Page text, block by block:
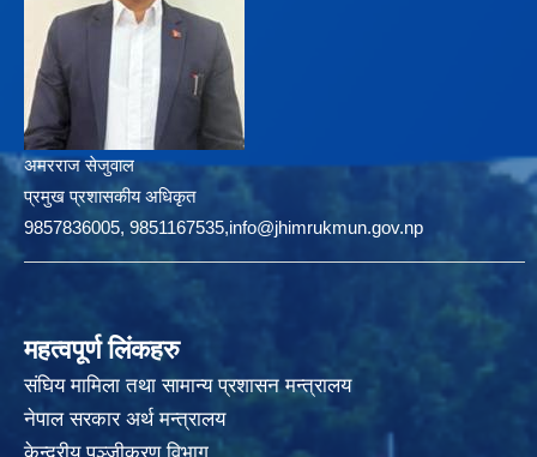
अमरराज सेजुवाल
प्रमुख प्रशासकीय अधिकृत
9857836005, 9851167535,info@jhimrukmun.gov.np
महत्वपूर्ण लिंकहरु
संघिय मामिला तथा सामान्य प्रशासन मन्त्रालय
नेपाल सरकार अर्थ मन्त्रालय